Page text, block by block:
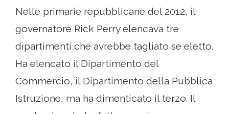
Nelle primarie repubblicane del 2012, il
governatore Rick Perry elencava tre
dipartimenti che avrebbe tagliato se eletto.
Ha elencato il Dipartimento del
Commercio, il Dipartimento della Pubblica
Istruzione, ma ha dimenticato il terzo. Il